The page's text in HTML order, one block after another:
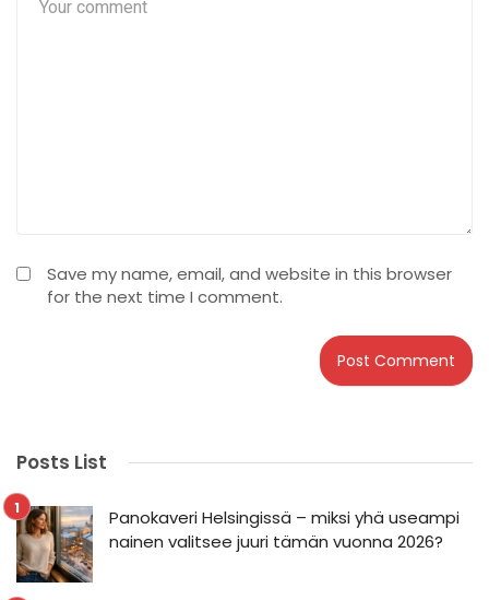
Save my name, email, and website in this browser
for the next time I comment.
Posts List
Panokaveri Helsingissä – miksi yhä useampi
nainen valitsee juuri tämän vuonna 2026?